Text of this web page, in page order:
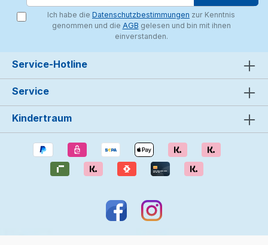
Ich habe die Datenschutzbestimmungen zur Kenntnis
genommen und die AGB gelesen und bin mit ihnen
einverstanden.
Service-Hotline
Service
Kindertraum